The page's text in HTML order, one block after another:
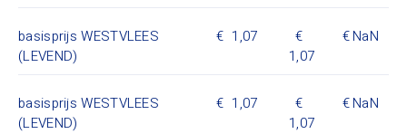
basisprijs WESTVLEES
(LEVEND)
1,07
1,07
NaN
basisprijs WESTVLEES
(LEVEND)
1,07
1,07
NaN